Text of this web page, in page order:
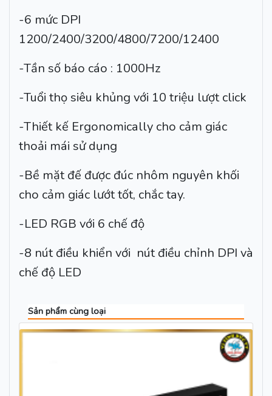
-6 mức DPI
1200/2400/3200/4800/7200/12400
-Tần số báo cáo : 1000Hz
-Tuổi thọ siêu khủng với 10 triệu lượt click
-Thiết kế Ergonomically cho cảm giác
thoải mái sử dụng
-Bề mặt đế được đúc nhôm nguyên khối
cho cảm giác lướt tốt, chắc tay.
-LED RGB với 6 chế độ
-8 nút điều khiển với nút điều chỉnh DPI và
chế độ LED
Sản phẩm cùng loại